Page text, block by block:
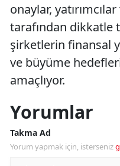
onaylar,
tarafından dikkatle
şirketlerin finansal
ve büyüme
amaçlıyor.
Yorumlar
Takma Ad
Yorum yapmak için, isterseniz